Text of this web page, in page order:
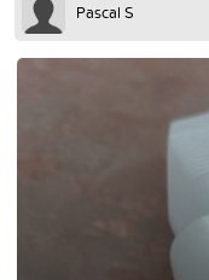
Pascal S